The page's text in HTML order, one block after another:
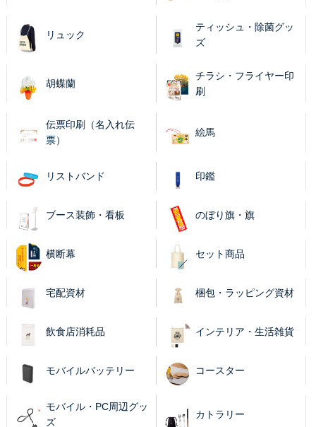
リュック
ティッシュ・除菌グッ
ズ
胡蝶蘭
チラシ・フライヤー印
刷
伝票印刷（名入れ伝
票）
絵馬
リストバンド 印鑑
ブース装飾・看板 のぼり旗・旗
横断幕 セット商品
宅配資材 梱包・ラッピング資材
飲食店消耗品 インテリア・生活雑貨
モバイルバッテリー コースター
モバイル・PC周辺グッ
ズ
カトラリー